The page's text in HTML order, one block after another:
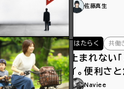
佐藤真生
はたらく 共働
止まれない
イ。便利さ
もペダルをこ
Naviee